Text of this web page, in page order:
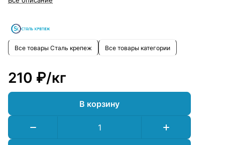
Все товары Сталь крепеж Все товары категории
210 ₽/кг
В корзину